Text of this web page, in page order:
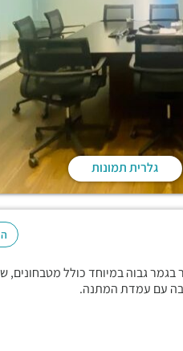
גלרית תמונות
היוקרתי, בקומה הרביעית משרד של 377 מ"ר בגמר גבוה
עם עמדת המתנה.